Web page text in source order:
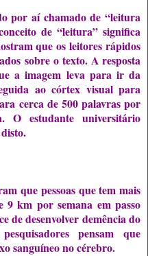
por aí chamado de “leitura
de “leitura” significa
que os leitores rápidos
sobre o texto. A resposta
a imagem leva para ir da
ao córtex visual para
cerca de 500 palavras por
O estudante universitário
que pessoas que tem mais
9 km por semana em passo
de desenvolver demência do
pensam que
sanguíneo no cérebro.